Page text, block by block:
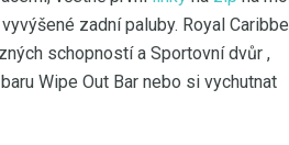
zadní paluby. Royal
schopností a Sportovní dvůr ,
Wipe Out Bar nebo si vychutnat